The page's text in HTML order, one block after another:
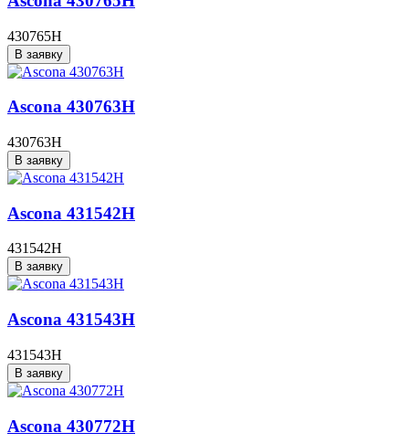
430765H
В заявку
Ascona 430763H
430763H
В заявку
Ascona 431542H
431542H
В заявку
Ascona 431543H
431543H
В заявку
Ascona 430772H